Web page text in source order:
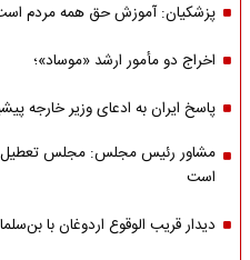
پزشکیان: آموزش حق همه مردم
اخراج دو مأمور ارشد «موساد»؛
پاسخ ایران به ادعای وزیر خارجه
مشاور رئیس مجلس: مجلس تعطیل
است
دیدار قریب الوقوع اردوغان با